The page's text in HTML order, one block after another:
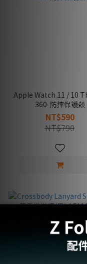
Apple Watch 11 / 10 Thin Fit
360-防摔保護殼
NT$590
NT$790